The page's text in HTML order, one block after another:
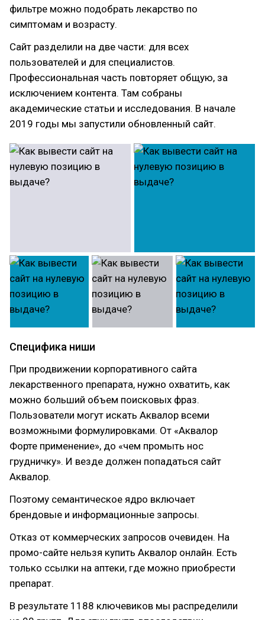
фильтре можно подобрать лекарство по
симптомам и возрасту.
Сайт разделили на две части: для всех
пользователей и для специалистов.
Профессиональная часть повторяет общую, за
исключением контента. Там собраны
академические статьи и исследования. В начале
2019 годы мы запустили обновленный сайт.
Специфика ниши
При продвижении корпоративного сайта
лекарственного препарата, нужно охватить, как
можно больший объем поисковых фраз.
Пользователи могут искать Аквалор всеми
возможными формулировками. От «Аквалор
Форте применение», до «чем промыть нос
грудничку». И везде должен попадаться сайт
Аквалор.
Поэтому семантическое ядро включает
брендовые и информационные запросы.
Отказ от коммерческих запросов очевиден. На
промо-сайте нельзя купить Аквалор онлайн. Есть
только ссылки на аптеки, где можно приобрести
препарат.
В результате 1188 ключевиков мы распределили